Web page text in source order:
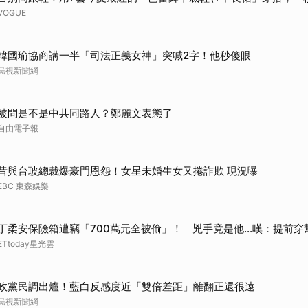
國瑜協商講一半「司法正義女神」突喊2字！他秒傻眼
視新聞網
問是不是中共同路人？鄭麗文表態了
由電子報
與台玻總裁爆豪門恩怨！女星未婚生女又捲詐欺 現況曝
東森娛樂
柔安保險箱遭竊「700萬元全被偷」！ 兇手竟是他...嘆：提前穿
星光雲
黨民調出爐！藍白反感度近「雙倍差距」離翻正還很遠
視新聞網